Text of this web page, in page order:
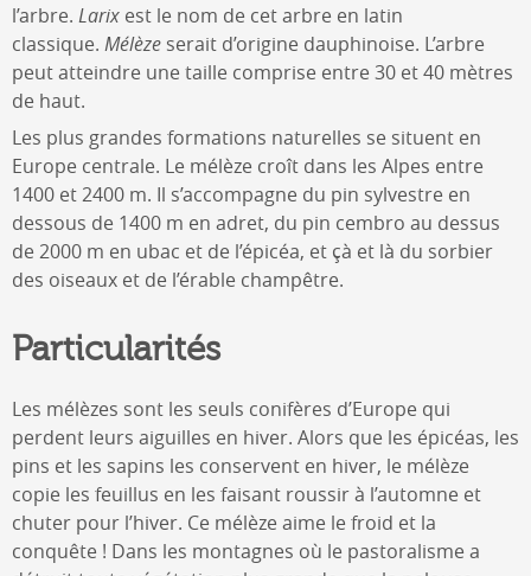
l’arbre. Larix est le nom de cet arbre en latin
classique. Mélèze serait d’origine dauphinoise. L’arbre
peut atteindre une taille comprise entre 30 et 40 mètres
de haut.
Les plus grandes formations naturelles se situent en
Europe centrale. Le mélèze croît dans les Alpes entre
1400 et 2400 m. Il s’accompagne du pin sylvestre en
dessous de 1400 m en adret, du pin cembro au dessus
de 2000 m en ubac et de l’épicéa, et çà et là du sorbier
des oiseaux et de l’érable champêtre.
Particularités
Les mélèzes sont les seuls conifères d’Europe qui
perdent leurs aiguilles en hiver. Alors que les épicéas, les
pins et les sapins les conservent en hiver, le mélèze
copie les feuillus en les faisant roussir à l’automne et
chuter pour l’hiver. Ce mélèze aime le froid et la
conquête ! Dans les montagnes où le pastoralisme a